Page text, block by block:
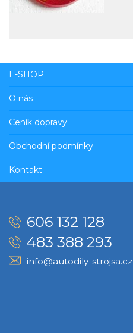
E-SHOP
O nás
Ceník dopravy
Obchodní podmínky
Kontakt
606 132 128
483 388 293
info@autodily-strojsa.cz